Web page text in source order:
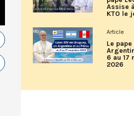
Assise
KTO le
Article
Le
6 au 17
2026